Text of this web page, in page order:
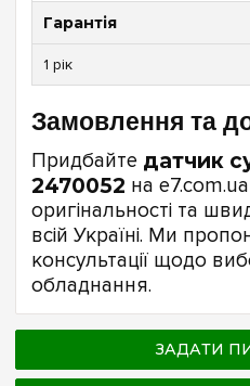
Гарантія
1 рік
Замовлення та
Придбайте датчик
2470052 на
оригінальності та
всій Україні. Ми
консультації щодо
обладнання.
ЗАДАТИ